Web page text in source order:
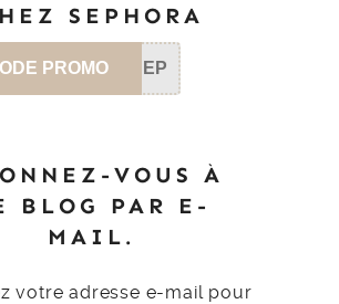
SEPHORA
PROMO SEP
VOUS À
BLOG PAR E-
MAIL.
votre adresse e-mail pour